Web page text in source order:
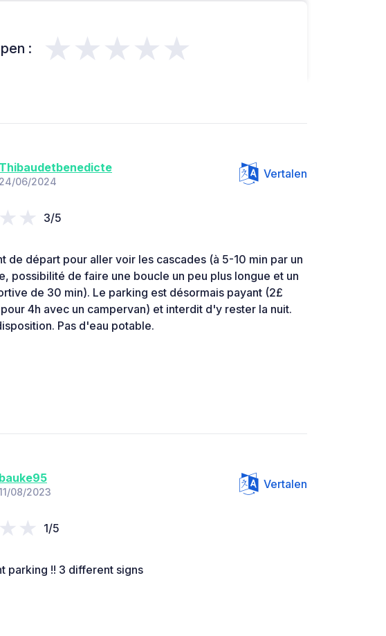
: ★★★★★
Thibaudetbenedicte
24/06/2024
Vertalen
3/5
de départ pour aller voir les cascades (à 5-10 min par un
possibilité de faire une boucle un peu plus longue et un
de 30 min). Le parking est désormais payant (2£
4h avec un campervan) et interdit d'y rester la nuit.
Pas d'eau potable.
bauke95
08/2023
Vertalen
1/5
parking !! 3 different signs